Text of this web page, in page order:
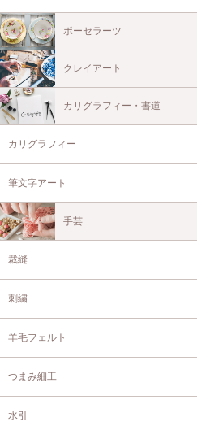
ポーセラーツ
クレイアート
カリグラフィー・書道
カリグラフィー
筆文字アート
手芸
裁縫
刺繍
羊毛フェルト
つまみ細工
水引